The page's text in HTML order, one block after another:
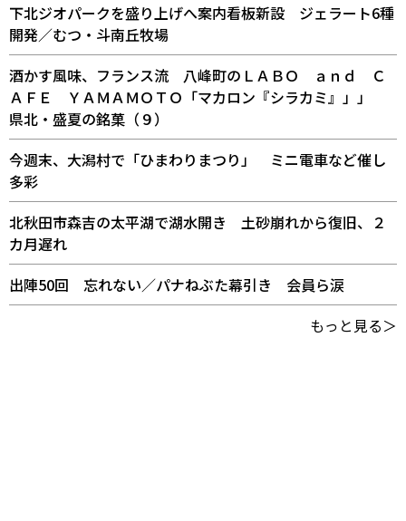
下北ジオパークを盛り上げへ案内看板新設 ジェラート6種
開発／むつ・斗南丘牧場
酒かす風味、フランス流 八峰町のＬＡＢＯ ａｎｄ Ｃ
ＡＦＥ ＹＡＭＡＭＯＴＯ「マカロン『シラカミ』」」
県北・盛夏の銘菓（９）
今週末、大潟村で「ひまわりまつり」 ミニ電車など催し
多彩
北秋田市森吉の太平湖で湖水開き 土砂崩れから復旧、２
カ月遅れ
出陣50回 忘れない／パナねぶた幕引き 会員ら涙
もっと見る＞